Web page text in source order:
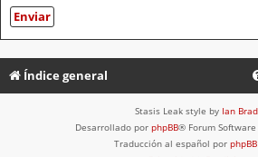
Índice general
Stasis Leak style by Ian
Desarrollado por phpBB® Forum
Traducción al español por